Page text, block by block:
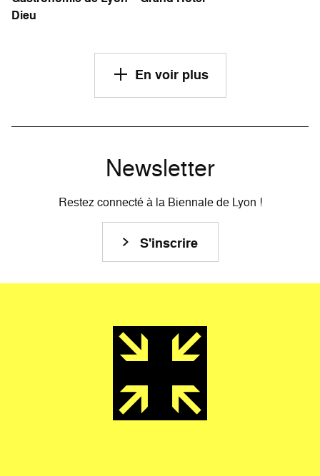
Dieu
En voir plus
Newsletter
Restez connecté à la Biennale de Lyon !
S'inscrire